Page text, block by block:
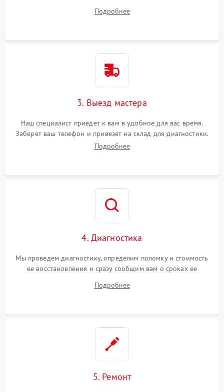
Подробнее
3. Выезд мастера
Наш специалист приедет к вам в удобное для вас время.
Заберет ваш телефон и привезет на склад для диагностики.
Подробнее
4. Диагностика
Мы проведем диагностику, определим поломку и стоимость
ее восстановления и сразу сообщим вам о сроках ее
Подробнее
5. Ремонт